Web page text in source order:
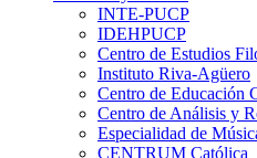
INTE-PUCP
IDEHPUCP
Centro de Estudios
Instituto Riva-Agüero
Centro de Educación
Centro de Análisis y
Especialidad de
CENTRUM Católica